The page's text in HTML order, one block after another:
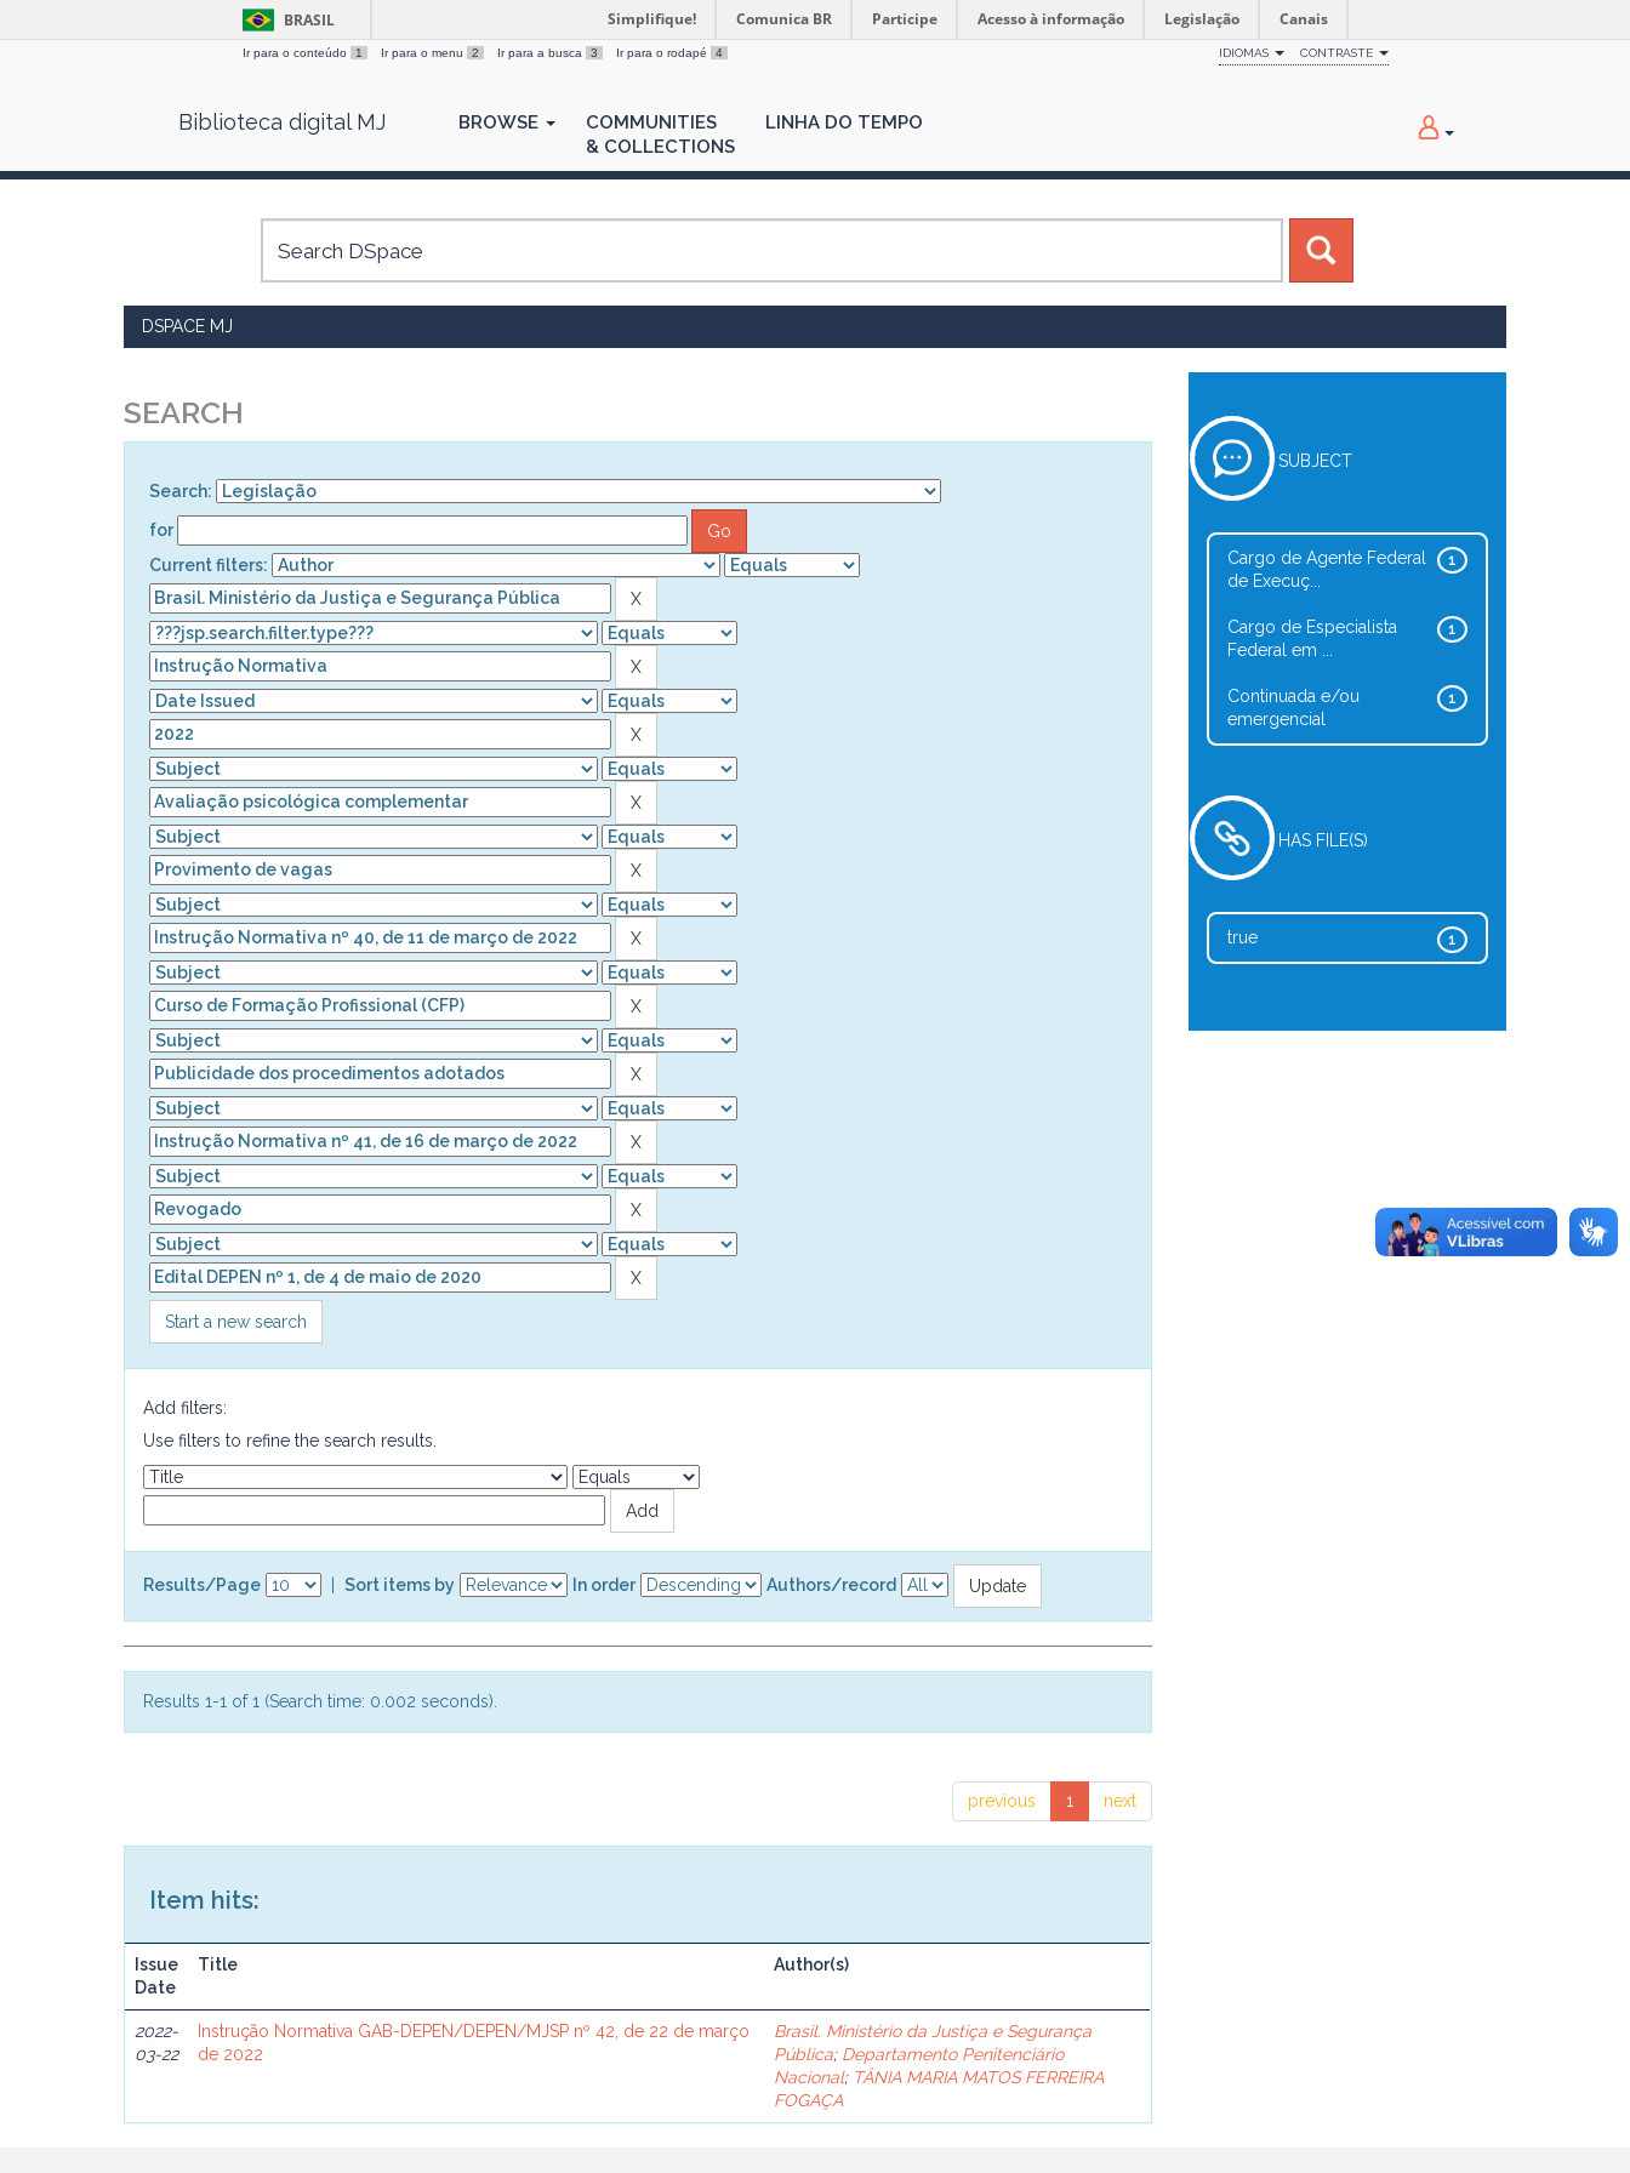
BRASIL Simplifique! Comunica BR Participe Acesso à informação Legislação Canais
Ir para o conteúdo 1 Ir para o menu 2 Ir para a busca 3 Ir para o rodapé 4 IDIOMAS CONTRASTE
Biblioteca digital MJ BROWSE
COMMUNITIES
& COLLECTIONS
LINHA DO TEMPO
DSPACE MJ
SEARCH
Search:
for
Current filters:
Start a new search
Add filters:
Use filters to refine the search results.
Results/Page Sort items by In order Authors/record
Results 1-1 of 1 (Search time: 0.002 seconds).
previous 1 next
Item hits:
Issue
Date
Title Author(s)
2022-
03-22
Instrução Normativa GAB-DEPEN/DEPEN/MJSP nº 42, de 22 de março
de 2022
Brasil. Ministério da Justiça e Segurança
Pública; Departamento Penitenciário
Nacional; TÂNIA MARIA MATOS FERREIRA
FOGAÇA
SUBJECT
1
Cargo de Agente Federal
de Execuç...
1
Cargo de Especialista
Federal em ...
1
Continuada e/ou
emergencial
HAS FILE(S)
1
true